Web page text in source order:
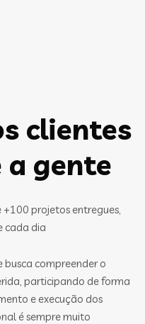
clientes
a gente
+100 projetos entregues,
cada dia
busca compreender o
participando de forma
e execução dos
é sempre muito